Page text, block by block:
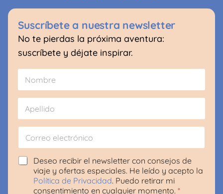
Suscríbete a nuestra newsletter
No te pierdas la próxima aventura:
suscríbete y déjate inspirar.
m
b
e
*
r
r
A
Deseo recibir el newsletter con consejos de
viaje y ofertas especiales. He leído y acepto la
Política de Privacidad. Puedo retirar mi
consentimiento en cualquier momento. *